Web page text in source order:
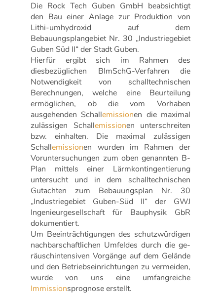
Die Rock Tech Guben GmbH beabsichtigt
den Bau einer Anlage zur Produktion von
Lithi-umhydroxid auf dem
Bebauungsplangebiet Nr. 30 „Industriegebiet
Guben Süd II“ der Stadt Guben.
Hierfür ergibt sich im Rahmen des
diesbezüglichen BImSchG-Verfahren die
Notwendigkeit von schalltechnischen
Berechnungen, welche eine Beurteilung
ermöglichen, ob die vom Vorhaben
ausgehenden Schallemissionen die maximal
zulässigen Schallemissionen unterschreiten
bzw. einhalten. Die maximal zulässigen
Schallemissionen wurden im Rahmen der
Voruntersuchungen zum oben genannten B-
Plan mittels einer Lärmkontingentierung
untersucht und in dem schalltechnischen
Gutachten zum Bebauungsplan Nr. 30
„Industriegebiet Guben-Süd II“ der GWJ
Ingenieurgesellschaft für Bauphysik GbR
dokumentiert.
Um Beeinträchtigungen des schutzwürdigen
nachbarschaftlichen Umfeldes durch die ge-
räuschintensiven Vorgänge auf dem Gelände
und den Betriebseinrichtungen zu vermeiden,
wurde von uns eine umfangreiche
Immissionsprognose erstellt.